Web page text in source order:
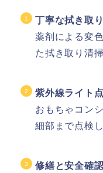
丁寧な拭き取
薬剤による変
た拭き取り清
紫外線ライト
おもちゃコン
細部まで点検
修繕と安全確認